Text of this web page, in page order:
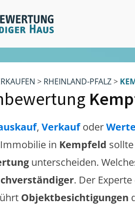
> RHEINLAND-PFALZ>
, Verkaufoder
in Kempfeld
unterscheiden.
. Der
Objektbesichtigungen